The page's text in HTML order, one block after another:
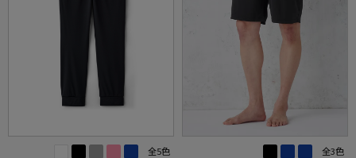
全5色 全3色